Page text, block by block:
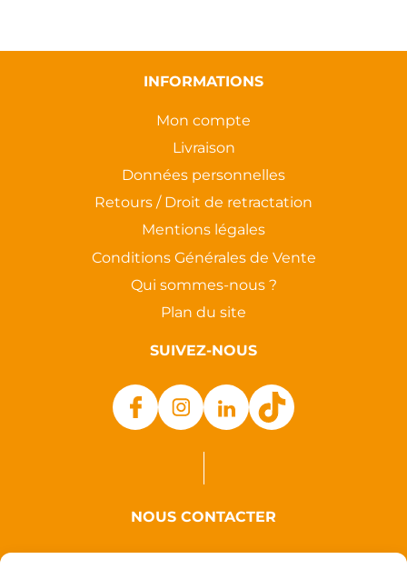
INFORMATIONS
Mon compte
Livraison
Données personnelles
Retours / Droit de retractation
Mentions légales
Conditions Générales de Vente
Qui sommes-nous ?
Plan du site
SUIVEZ-NOUS
NOUS CONTACTER